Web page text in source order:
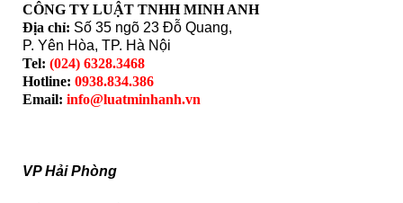
CÔNG TY LUẬT TNHH MINH ANH
Địa chỉ: Số 35 ngõ 23 Đỗ Quang,
P. Yên Hòa, TP. Hà Nội
Tel: (024) 6328.3468
Hotline: 0938.834.386
Email: info@luatminhanh.vn
VP Hải Phòng